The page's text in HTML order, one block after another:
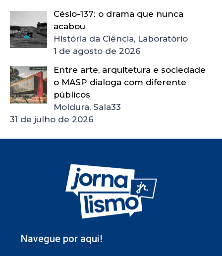
Césio-137: o drama que nunca
acabou
História da Ciência, Laboratório
1 de agosto de 2026
Entre arte, arquitetura e sociedade
o MASP dialoga com diferente
públicos
Moldura, Sala33
31 de julho de 2026
Navegue por aqui!